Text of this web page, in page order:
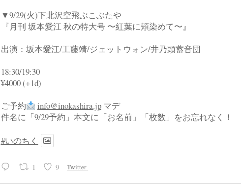
▼9/29(火)下北沢空飛ぶこぶたや
『月刊 坂本愛江 秋の特大号 〜紅葉に頬染めて〜』
出演：坂本愛江/工藤靖/ジェットウォン/井乃頭蓄音団
18:30/19:30
¥4000 (+1d)
ご予約
info@inokashira.jpマデ
件名に「9/29予約」本文に「お名前」「枚数」をお忘れなく！
#いのちく
1 9 Twitter